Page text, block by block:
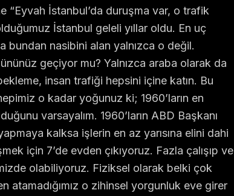
“Eyvah İstanbul’da duruşma var, o trafik
İstanbul geleli yıllar oldu. En uç
bundan nasibini alan yalnızca o değil.
geçiyor mu? Yalnızca araba olarak da
insan trafiği hepsini içine katın. Bu
o kadar yoğunuz ki; 1960’ların en
varsayalım. 1960’ların ABD Başkanı
kalksa işlerin en az yarısına elini dahi
için 7’de evden çıkıyoruz. Fazla çalışıp ve
olabiliyoruz. Fiziksel olarak belki çok
atamadığımız o zihinsel yorgunluk eve girer